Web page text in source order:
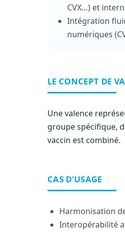
CVX…) et
Intégration
numériques
LE CONCEPT DE
Une valence
groupe spécifique,
vaccin est combiné.
CAS D’USAGE
Harmonisation
Interopérabilité